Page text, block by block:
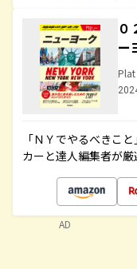
ー
Plat
「ＮＹでやるべきこ
カーと達人編集者が
AD